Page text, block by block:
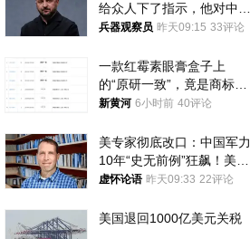
给众人下了指示，他对中国
和中乌关系，显然又有了新
兵器观察员 昨天09:15 33评论
一款红霉素眼膏盒子上
的“原研一致”，竟是商标！
律师：极易误导消费者；网
新黄河 6小时前 40评论
美专家彻底改口：中国军力
10年“史无前例”狂飙！美军
真慌了
虚怀论语 昨天09:33 22评论
美国退回1000亿美元关税